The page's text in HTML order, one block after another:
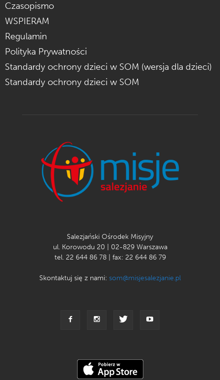
Czasopismo
WSPIERAM
Regulamin
Polityka Prywatności
Standardy ochrony dzieci w SOM (wersja dla dzieci)
Standardy ochrony dzieci w SOM
Salezjański Ośrodek Misyjny
ul. Korowodu 20 | 02-829 Warszawa
tel. 22 644 86 78 | fax: 22 644 86 79
Skontaktuj się z nami: som@misjesalezjanie.pl